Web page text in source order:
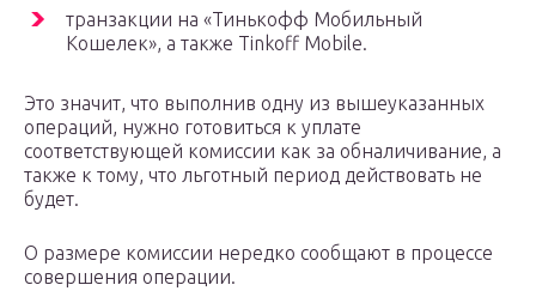
транзакции на «Тинькофф Мобильный
Кошелек», а также Tinkoff Mobile.
Это значит, что выполнив одну из вышеуказанных
операций, нужно готовиться к уплате
соответствующей комиссии как за обналичивание, а
также к тому, что льготный период действовать не
будет.
О размере комиссии нередко сообщают в процессе
совершения операции.